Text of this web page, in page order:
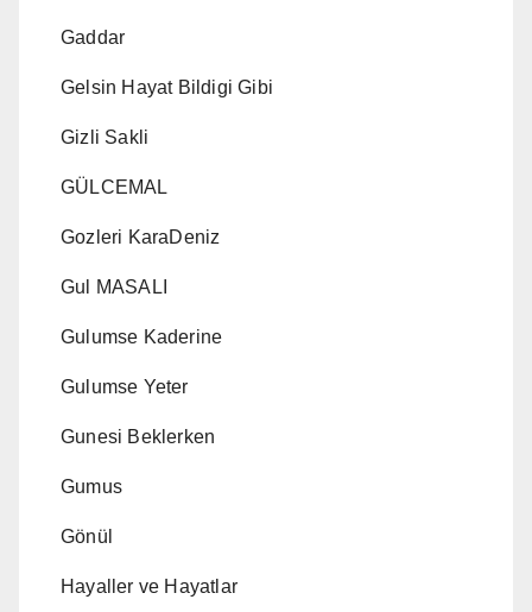
Gaddar
Gelsin Hayat Bildigi Gibi
Gizli Sakli
GÜLCEMAL
Gozleri KaraDeniz
Gul MASALI
Gulumse Kaderine
Gulumse Yeter
Gunesi Beklerken
Gumus
Gönül
Hayaller ve Hayatlar